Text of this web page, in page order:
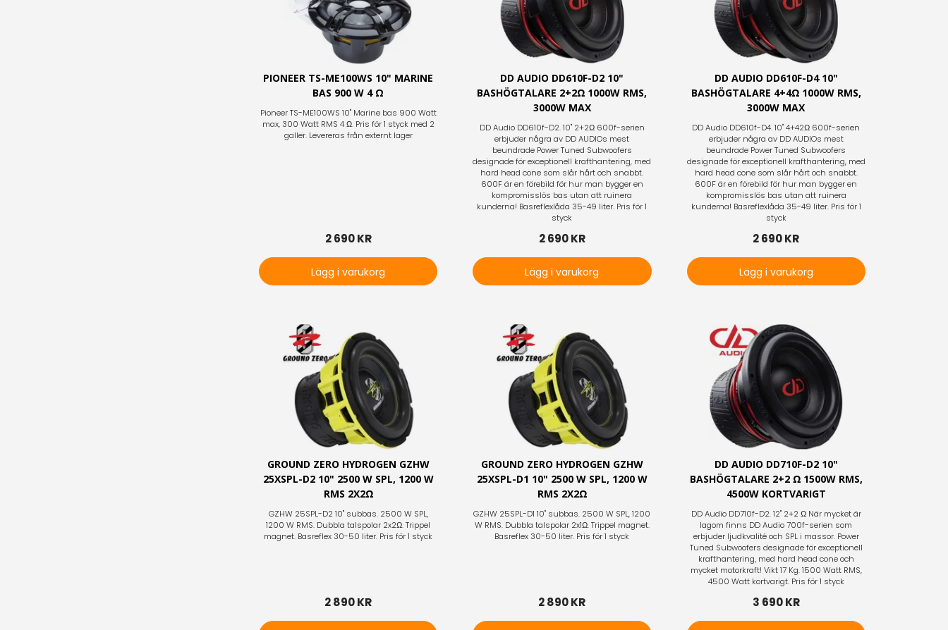
PIONEER TS-ME100WS 10" MARINE
BAS 900 W 4 Ω
Pioneer TS-ME100WS 10" Marine bas 900 Watt
max, 300 Watt RMS 4 Ω. Pris för 1 styck med 2
galler. Levereras från externt lager
2 690 KR
Lägg i varukorg
DD AUDIO DD610F-D2 10"
BASHÖGTALARE 2+2Ω 1000W RMS,
3000W MAX
DD Audio DD610f-D2. 10" 2+2Ω 600f-serien
erbjuder några av DD AUDIOs mest
beundrade Power Tuned Subwoofers
designade för exceptionell krafthantering, med
hard head cone som slår hårt och snabbt.
600F är en förebild för hur man bygger en
kompromisslös bas utan att ruinera
kunderna! Basreflexlåda 35-49 liter. Pris för 1
styck
2 690 KR
Lägg i varukorg
DD AUDIO DD610F-D4 10"
BASHÖGTALARE 4+4Ω 1000W RMS,
3000W MAX
DD Audio DD610f-D4. 10" 4+42Ω 600f-serien
erbjuder några av DD AUDIOs mest
beundrade Power Tuned Subwoofers
designade för exceptionell krafthantering, med
hard head cone som slår hårt och snabbt.
600F är en förebild för hur man bygger en
kompromisslös bas utan att ruinera
kunderna! Basreflexlåda 35-49 liter. Pris för 1
styck
2 690 KR
Lägg i varukorg
GROUND ZERO HYDROGEN GZHW
25XSPL-D2 10" 2500 W SPL, 1200 W
RMS 2X2Ω
GZHW 25SPL-D2 10" subbas. 2500 W SPL,
1200 W RMS. Dubbla talspolar 2x2Ω. Trippel
magnet. Basreflex 30-50 liter. Pris för 1 styck
2 890 KR
GROUND ZERO HYDROGEN GZHW
25XSPL-D1 10" 2500 W SPL, 1200 W
RMS 2X2Ω
GZHW 25SPL-D1 10" subbas. 2500 W SPL, 1200
W RMS. Dubbla talspolar 2x1Ω. Trippel magnet.
Basreflex 30-50 liter. Pris för 1 styck
2 890 KR
DD AUDIO DD710F-D2 10"
BASHÖGTALARE 2+2 Ω 1500W RMS,
4500W KORTVARIGT
DD Audio DD710f-D2. 12" 2+2 Ω När mycket är
lagom finns DD Audio 700f-serien som
erbjuder ljudkvalité och SPL i massor. Power
Tuned Subwoofers designade för exceptionell
krafthantering, med hard head cone och
mycket motorkraft! Vikt 17 Kg. 1500 Watt RMS,
4500 Watt kortvarigt. Pris för 1 styck
3 690 KR